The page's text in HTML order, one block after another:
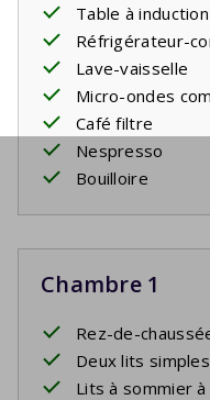
Table à induction
Réfrigérateur-
Lave-vaisselle
Micro-ondes
Café filtre
Nespresso
Bouilloire
Chambre 1
Rez-de-
Deux lits simples
Lits à sommier